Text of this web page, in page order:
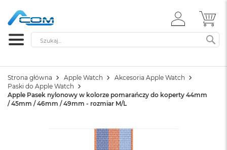
ZALOGUJ
SIĘ
Szukaj
Strona główna Apple Watch
Akcesoria Apple Watch
Paski do Apple Watch
Apple Pasek nylonowy w kolorze pomarańczy do koperty 44mm
/ 45mm / 46mm / 49mm - rozmiar M/L